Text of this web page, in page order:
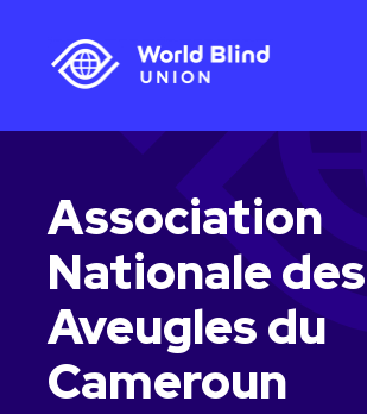
Association
Nationale des
Aveugles du
Cameroun